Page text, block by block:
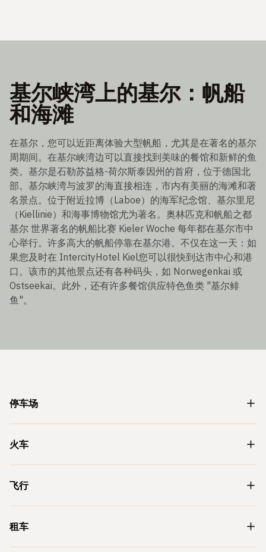
基尔峡湾上的基尔：帆船
和海滩
在基尔，您可以近距离体验大型帆船，尤其是在著名的基尔
周期间。在基尔峡湾边可以直接找到美味的餐馆和新鲜的鱼
类。基尔是石勒苏益格-荷尔斯泰因州的首府，位于德国北
部。基尔峡湾与波罗的海直接相连，市内有美丽的海滩和著
名景点。位于附近拉博（Laboe）的海军纪念馆、基尔里尼
（Kiellinie）和海事博物馆尤为著名。奥林匹克和帆船之都
基尔 世界著名的帆船比赛 Kieler Woche 每年都在基尔市中
心举行。许多高大的帆船停靠在基尔港。不仅在这一天：如
果您及时在 IntercityHotel Kiel您可以很快到达市中心和港
口。该市的其他景点还有各种码头，如 Norwegenkai 或
Ostseekai。此外，还有许多餐馆供应特色鱼类 "基尔鲱
鱼"。
停车场
火车
飞行
租车